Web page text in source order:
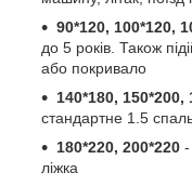
90*120, 100*120,
до 5 років. Також
або покривало
140*180, 150*200,
стандартне 1.5
180*220, 200*220 -
ліжка